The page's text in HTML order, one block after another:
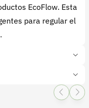
EcoFlow. Esta
para regular el